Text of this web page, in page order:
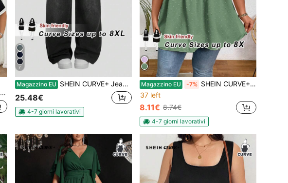
7
Magazzino EU SHEIN CURVE+ Jeans casual lavati in vita alta e gamba ampia, taglie comode
25.48€
4-7 giorni lavorativi
Magazzino EU -7% SHEIN CURVE+ Camicia casual da vacanza tinta unita con maniche a pipistrello, adatta per l estate, vacanze in campagna o al mare
37 left
8.11€ 8.74€
4-7 giorni lavorativi